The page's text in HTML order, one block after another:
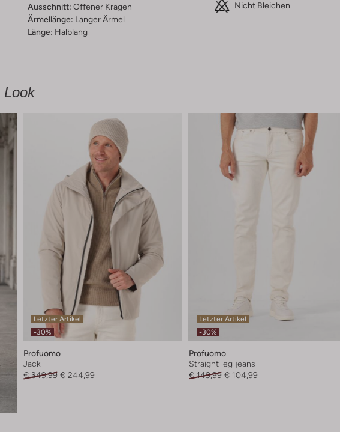
Ausschnitt: Offener Kragen
Ärmellänge: Langer Ärmel
Länge: Halblang
Nicht Bleichen
Look
Letzter Artikel
-30%
Profuomo
Jack
€ 349,99 € 244,99
Letzter Artikel
-30%
Profuomo
Straight leg jeans
€ 149,99 € 104,99